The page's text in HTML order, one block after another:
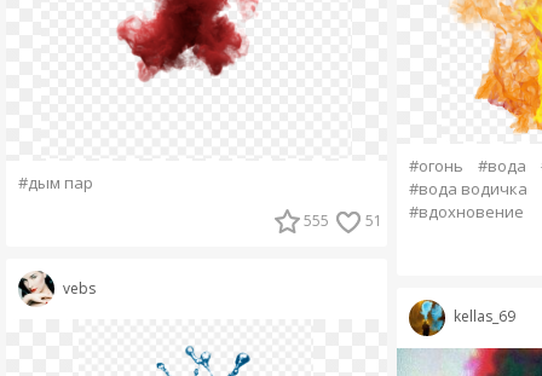
#дым пар
555 51
vebs
#огонь #вода
#вода водичка
#вдохновение
kellas_69